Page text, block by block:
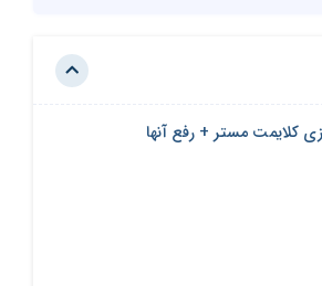
کلایمت مستر + رفع آنها